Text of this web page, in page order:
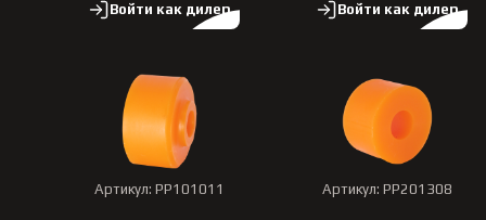
Войти как дилер Войти как дилер
Артикул: PP101011 Артикул: PP201308